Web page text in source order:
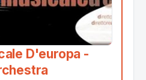
D'europa -